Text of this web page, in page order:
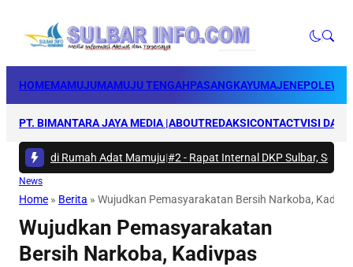
HOMEMAMUJUMAMUJU TENGAHPASANGKAYUMAJENE
PT. BIMANTARA JAYA MEDIA |ABOUTREDAKSICONTACTVISI DAN
di Rumah Adat Mamuju|#2 -Rapat Internal DKP Sulbar,
News
Home » Berita » Wujudkan Pemasyarakatan Bersih Narkoba,
Wujudkan Pemasyarakatan
Bersih Narkoba, Kadivpas